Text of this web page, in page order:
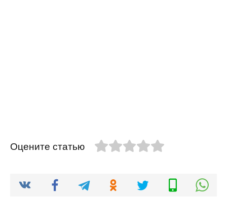
Оцените статью